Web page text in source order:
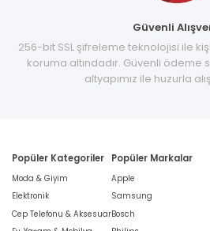
Güvenli
256-bit SSL şifreleme teknolojisi ile
koruma altındadır. Güvenli ödeme
altyapımız ile huzurla
Popüler Kategoriler
Moda & Giyim
Elektronik
Cep Telefonu & Aksesuar
Popüler Markalar
Apple
Samsung
Bosch